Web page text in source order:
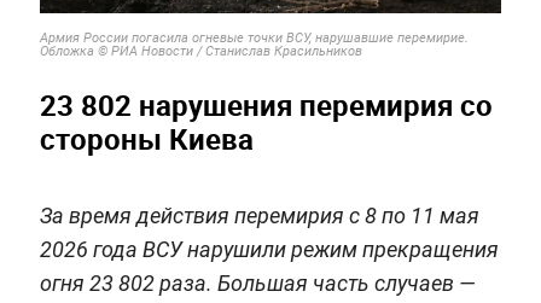
Армия России погасила огневые точки ВСУ, нарушавшие перемирие.
Обложка © РИА Новости / Станислав Красильников
23 802 нарушения перемирия со
стороны Киева
За время действия перемирия с 8 по 11 мая
2026 года ВСУ нарушили режим прекращения
огня 23 802 раза. Большая часть случаев —